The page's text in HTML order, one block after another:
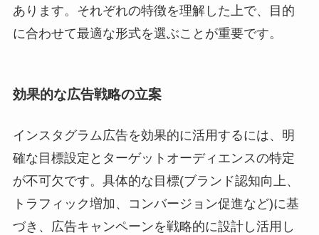
あります。それぞれの特徴を理解した上で、目的
に合わせて最適な形式を選ぶことが重要です。
効果的な広告戦略の立案
インスタグラム広告を効果的に活用するには、明
確な目標設定とターゲットオーディエンスの特定
が不可欠です。具体的な目標(ブランド認知向上、
トラフィック増加、コンバージョン促進など)に基
づき、広告キャンペーンを戦略的に設計し活用し